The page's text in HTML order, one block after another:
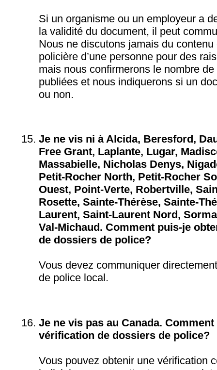
Si un organisme ou un employeur a
la validité du document, il peut
Nous ne discutons jamais du contenu
policière d’une personne pour des
mais nous confirmerons le nombre
publiées et nous indiquerons si un
ou non.
Je ne vis ni à Alcida, Beresford,
Free Grant, Laplante, Lugar,
Massabielle, Nicholas Denys,
Petit-Rocher North, Petit-Rocher
Ouest, Point-Verte, Robertville,
Rosette, Sainte-Thérèse, Sainte-
Laurent, Saint-Laurent Nord,
Val-Michaud. Comment puis-je
de dossiers de police?
Vous devez communiquer
de police local.
Je ne vis pas au Canada.
vérification de dossiers de police?
Vous pouvez obtenir une vérification